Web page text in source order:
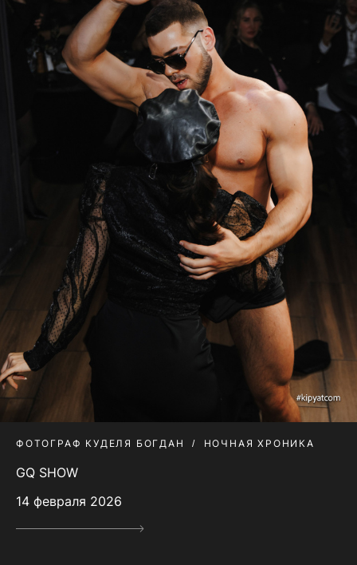
ФОТОГРАФ КУДЕЛЯ БОГДАН НОЧНАЯ ХРОНИКА
GQ SHOW
14 февраля 2026